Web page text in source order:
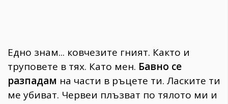
Едно знам... ковчезите гният. Както и
труповете в тях. Като мен. Бавно се
разпадам на части в ръцете ти. Ласките ти
ме убиват. Червеи плъзват по тялото ми и